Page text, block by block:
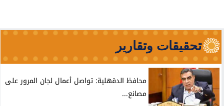
تحقيقات وتقارير
محافظ الدقهلية: تواصل أعمال لجان المرور على
مصانع...